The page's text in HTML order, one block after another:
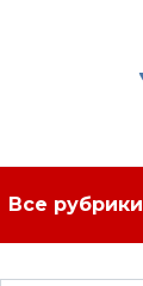
Все рубрики